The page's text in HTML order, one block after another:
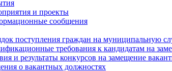
и проекты
сообщения
поступления граждан на муниципальную
требования к кандидатам на
и результаты конкурсов на замещение
о вакантных должностях